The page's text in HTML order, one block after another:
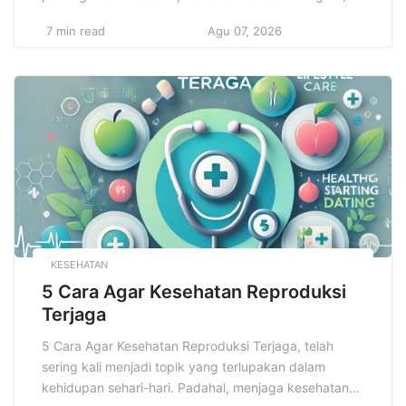
ekonomi. Di Indonesia, peran tersebut dijalankan oleh
moneter dan pengatur sistem pembayaran di
Indonesia. Sebagai lembaga independen yang
memiliki kewenangan penuh dalam […]
7 min read Agu 07, 2026
KESEHATAN
5 Cara Agar Kesehatan Reproduksi
Terjaga
5 Cara Agar Kesehatan Reproduksi Terjaga, telah
sering kali menjadi topik yang terlupakan dalam
kehidupan sehari-hari. Padahal, menjaga kesehatan